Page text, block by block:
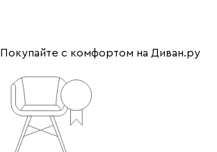
Покупайте с комфортом на Диван.ру